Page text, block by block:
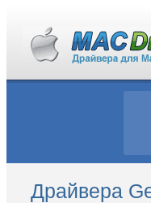
Драйвера